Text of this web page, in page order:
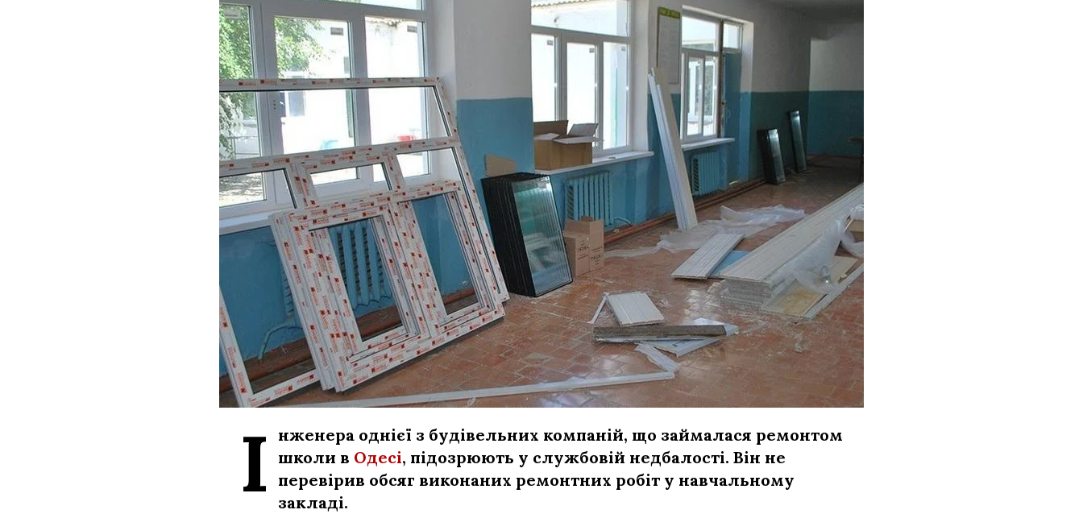
І
нженера однієї з будівельних компаній, що займалася ремонтом
школи в Одесі, підозрюють у службовій недбалості. Він не
перевірив обсяг виконаних ремонтних робіт у навчальному
закладі.